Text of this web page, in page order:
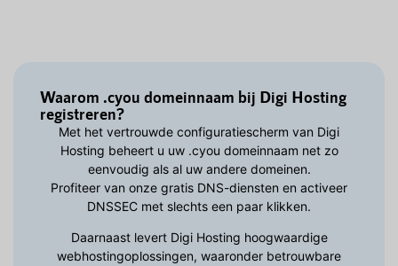
Waarom .cyou domeinnaam bij Digi Hosting
registreren?
Met het vertrouwde configuratiescherm van Digi
Hosting beheert u uw .cyou domeinnaam net zo
eenvoudig als al uw andere domeinen.
Profiteer van onze gratis DNS-diensten en activeer
DNSSEC met slechts een paar klikken.
Daarnaast levert Digi Hosting hoogwaardige
webhostingoplossingen, waaronder betrouwbare